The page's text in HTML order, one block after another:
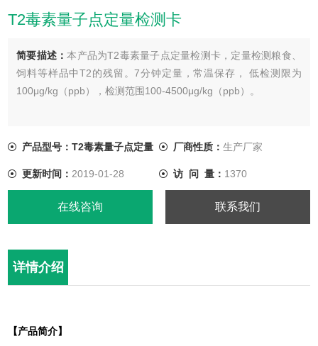
T2毒素量子点定量检测卡
简要描述：本产品为T2毒素量子点定量检测卡，定量检测粮食、
饲料等样品中T2的残留。7分钟定量，常温保存， 低检测限为
100μg/kg（ppb），检测范围100-4500μg/kg（ppb）。
产品型号：T2毒素量子点定量 厂商性质： 生产厂家
更新时间： 2019-01-28 访 问 量： 1370
在线咨询 联系我们
详情介绍
【产品简介】